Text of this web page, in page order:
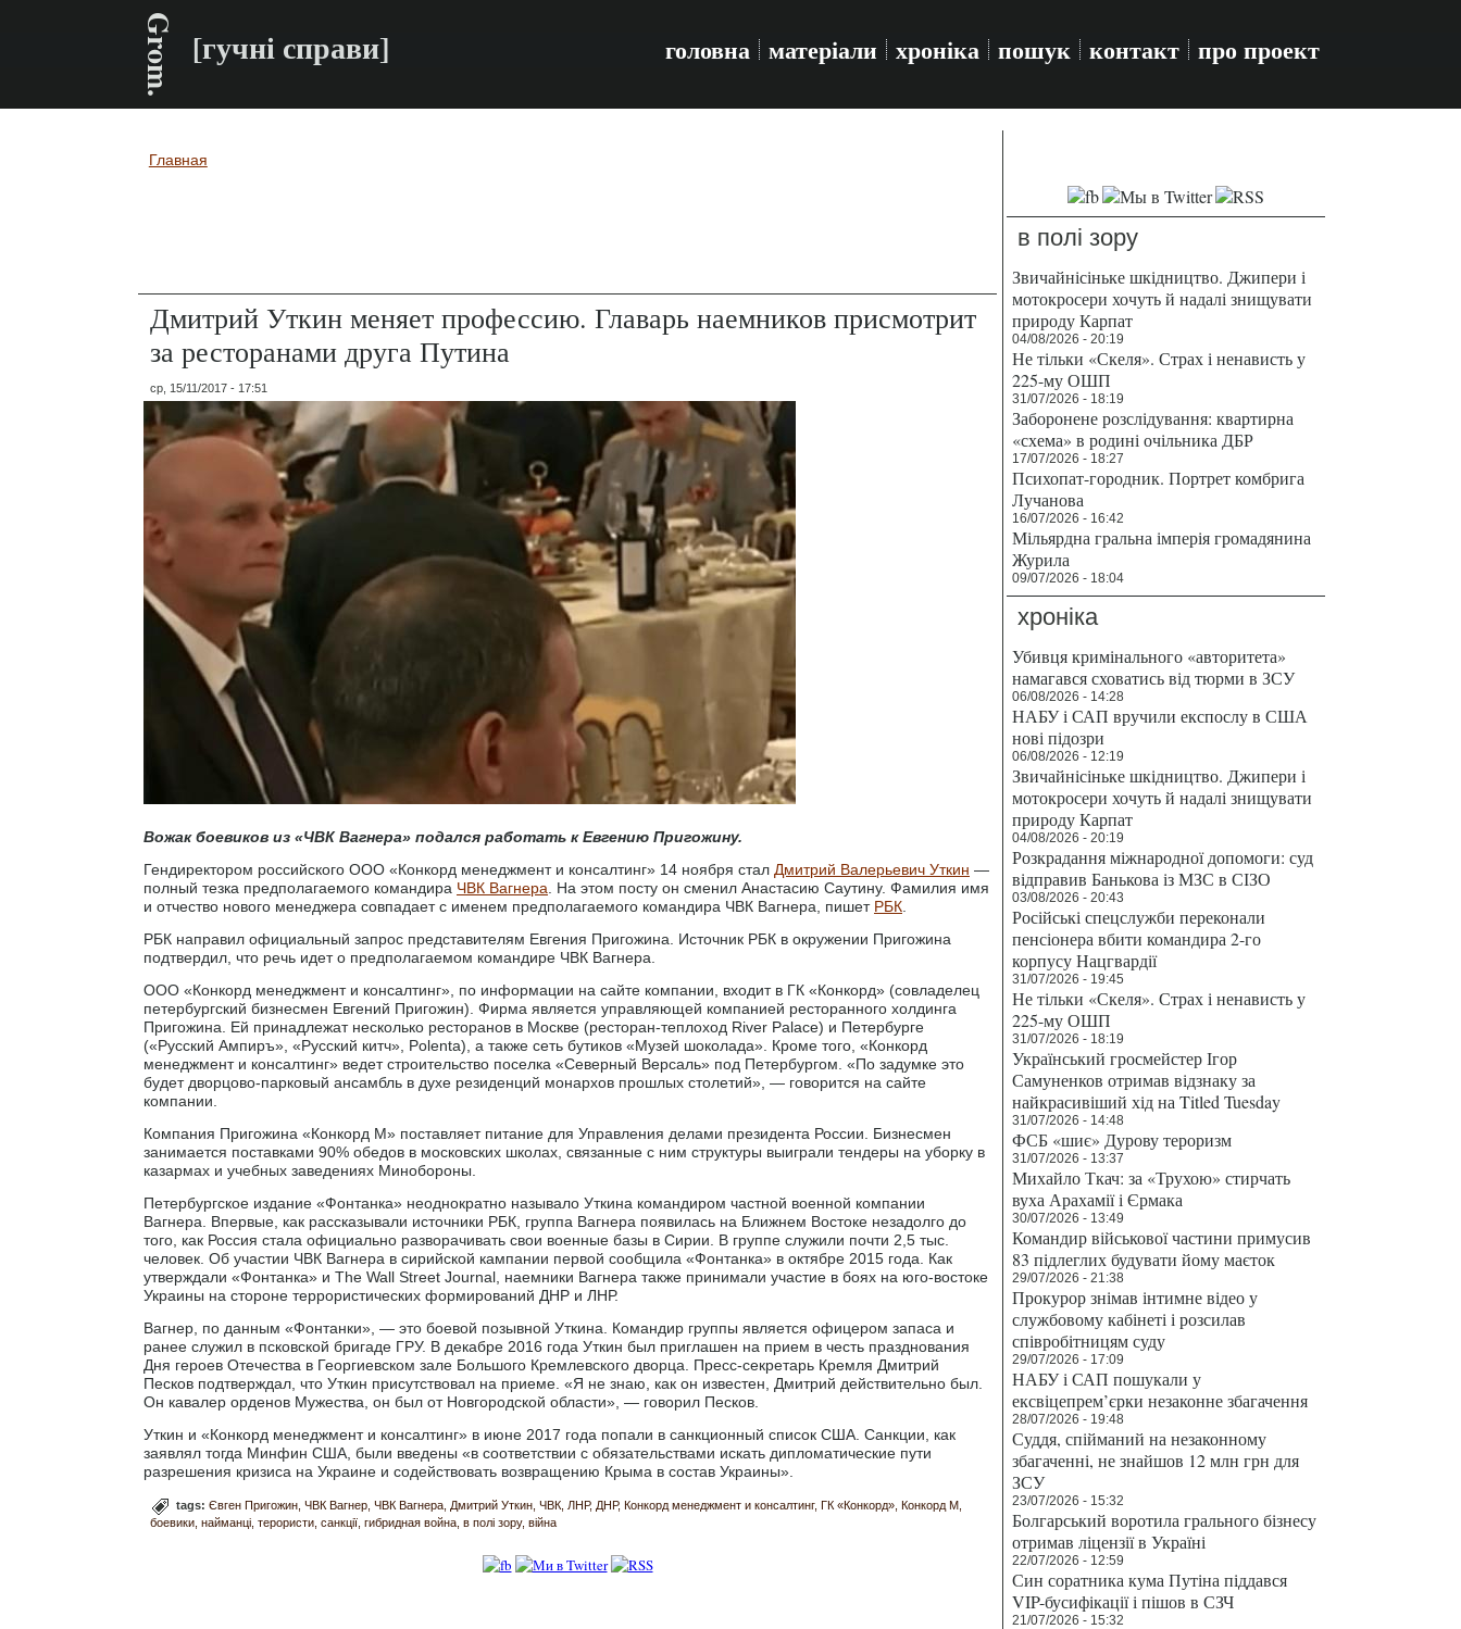
Grom. [гучні справи] головна матеріали хроніка пошук контакт про проект
Вы здесь
Главная
Дмитрий Уткин меняет профессию. Главарь наемников присмотрит
за ресторанами друга Путина
ср, 15/11/2017 - 17:51
Вожак боевиков из «ЧВК Вагнера» подался работать к Евгению Пригожину.
Гендиректором российского ООО «Конкорд менеджмент и консалтинг» 14 ноября стал Дмитрий Валерьевич Уткин —
полный тезка предполагаемого командира ЧВК Вагнера . На этом посту он сменил Анастасию Саутину. Фамилия имя
и отчество нового менеджера совпадает с именем предполагаемого командира ЧВК Вагнера, пишет РБК
РБК направил официальный запрос представителям Евгения Пригожина. Источник РБК в окружении Пригожина
подтвердил, что речь идет о предполагаемом командире ЧВК Вагнера.
ООО «Конкорд менеджмент и консалтинг», по информации на сайте компании, входит в ГК «Конкорд» (совладелец
петербургский бизнесмен Евгений Пригожин). Фирма является управляющей компанией ресторанного холдинга
Пригожина. Ей принадлежат несколько ресторанов в Москве (ресторан-теплоход River Palace) и Петербурге
(«Русский Ампиръ», «Русский китч», Polenta), а также сеть бутиков «Музей шоколада». Кроме того, «Конкорд
менеджмент и консалтинг» ведет строительство поселка «Северный Версаль» под Петербургом. «По задумке это
будет дворцово-парковый ансамбль в духе резиденций монархов прошлых столетий», — говорится на сайте
компании.
Компания Пригожина «Конкорд М» поставляет питание для Управления делами президента России. Бизнесмен
занимается поставками 90% обедов в московских школах, связанные с ним структуры выиграли тендеры на уборку в
казармах и учебных заведениях Минобороны.
Петербургское издание «Фонтанка» неоднократно называло Уткина командиром частной военной компании
Вагнера. Впервые, как рассказывали источники РБК, группа Вагнера появилась на Ближнем Востоке незадолго до
того, как Россия стала официально разворачивать свои военные базы в Сирии. В группе служили почти 2,5 тыс.
человек. Об участии ЧВК Вагнера в сирийской кампании первой сообщила «Фонтанка» в октябре 2015 года. Как
утверждали «Фонтанка» и The Wall Street Journal, наемники Вагнера также принимали участие в боях на юго-востоке
Украины на стороне террористических формирований ДНР и ЛНР.
Вагнер, по данным «Фонтанки», — это боевой позывной Уткина. Командир группы является офицером запаса и
ранее служил в псковской бригаде ГРУ. В декабре 2016 года Уткин был приглашен на прием в честь празднования
Дня героев Отечества в Георгиевском зале Большого Кремлевского дворца. Пресс-секретарь Кремля Дмитрий
Песков подтверждал, что Уткин присутствовал на приеме. «Я не знаю, как он известен, Дмитрий действительно был.
Он кавалер орденов Мужества, он был от Новгородской области», — говорил Песков.
Уткин и «Конкорд менеджмент и консалтинг» в июне 2017 года попали в санкционный список США. Санкции, как
заявлял тогда Минфин США, были введены «в соответствии с обязательствами искать дипломатические пути
разрешения кризиса на Украине и содействовать возвращению Крыма в состав Украины».
tags: Євген Пригожин ЧВК Вагнер ЧВК Вагнера Дмитрий Уткин ЧВК ЛНР ДНР Конкорд менеджмент и консалтинг ГК «Конкорд» Конкорд М
боевики найманці терористи санкції гибридная война в полі зору війна
в полі зору
Звичайнісіньке шкідництво. Джипери і
мотокросери хочуть й надалі знищувати
природу Карпат
04/08/2026 - 20:19
Не тільки «Скеля». Страх і ненависть у
225-му ОШП
31/07/2026 - 18:19
Заборонене розслідування: квартирна
«схема» в родині очільника ДБР
17/07/2026 - 18:27
Психопат-городник. Портрет комбрига
Лучанова
16/07/2026 - 16:42
Мільярдна гральна імперія громадянина
Журила
09/07/2026 - 18:04
хроніка
Убивця кримінального «авторитета»
намагався сховатись від тюрми в ЗСУ
06/08/2026 - 14:28
НАБУ і САП вручили експослу в США
нові підозри
06/08/2026 - 12:19
Звичайнісіньке шкідництво. Джипери і
мотокросери хочуть й надалі знищувати
природу Карпат
04/08/2026 - 20:19
Розкрадання міжнародної допомоги: суд
відправив Банькова із МЗС в СІЗО
03/08/2026 - 20:43
Російські спецслужби переконали
пенсіонера вбити командира 2-го
корпусу Нацгвардії
31/07/2026 - 19:45
Не тільки «Скеля». Страх і ненависть у
225-му ОШП
31/07/2026 - 18:19
Український гросмейстер Ігор
Самуненков отримав відзнаку за
найкрасивіший хід на Titled Tuesday
31/07/2026 - 14:48
ФСБ «шиє» Дурову тероризм
31/07/2026 - 13:37
Михайло Ткач: за «Трухою» стирчать
вуха Арахамії і Єрмака
30/07/2026 - 13:49
Командир військової частини примусив
83 підлеглих будувати йому маєток
29/07/2026 - 21:38
Прокурор знімав інтимне відео у
службовому кабінеті і розсилав
співробітницям суду
29/07/2026 - 17:09
НАБУ і САП пошукали у
ексвіцепрем’єрки незаконне збагачення
28/07/2026 - 19:48
Суддя, спійманий на незаконному
збагаченні, не знайшов 12 млн грн для
ЗСУ
23/07/2026 - 15:32
Болгарський воротила грального бізнесу
отримав ліцензії в Україні
22/07/2026 - 12:59
Син соратника кума Путіна піддався
VIP-бусифікації і пішов в СЗЧ
21/07/2026 - 15:32